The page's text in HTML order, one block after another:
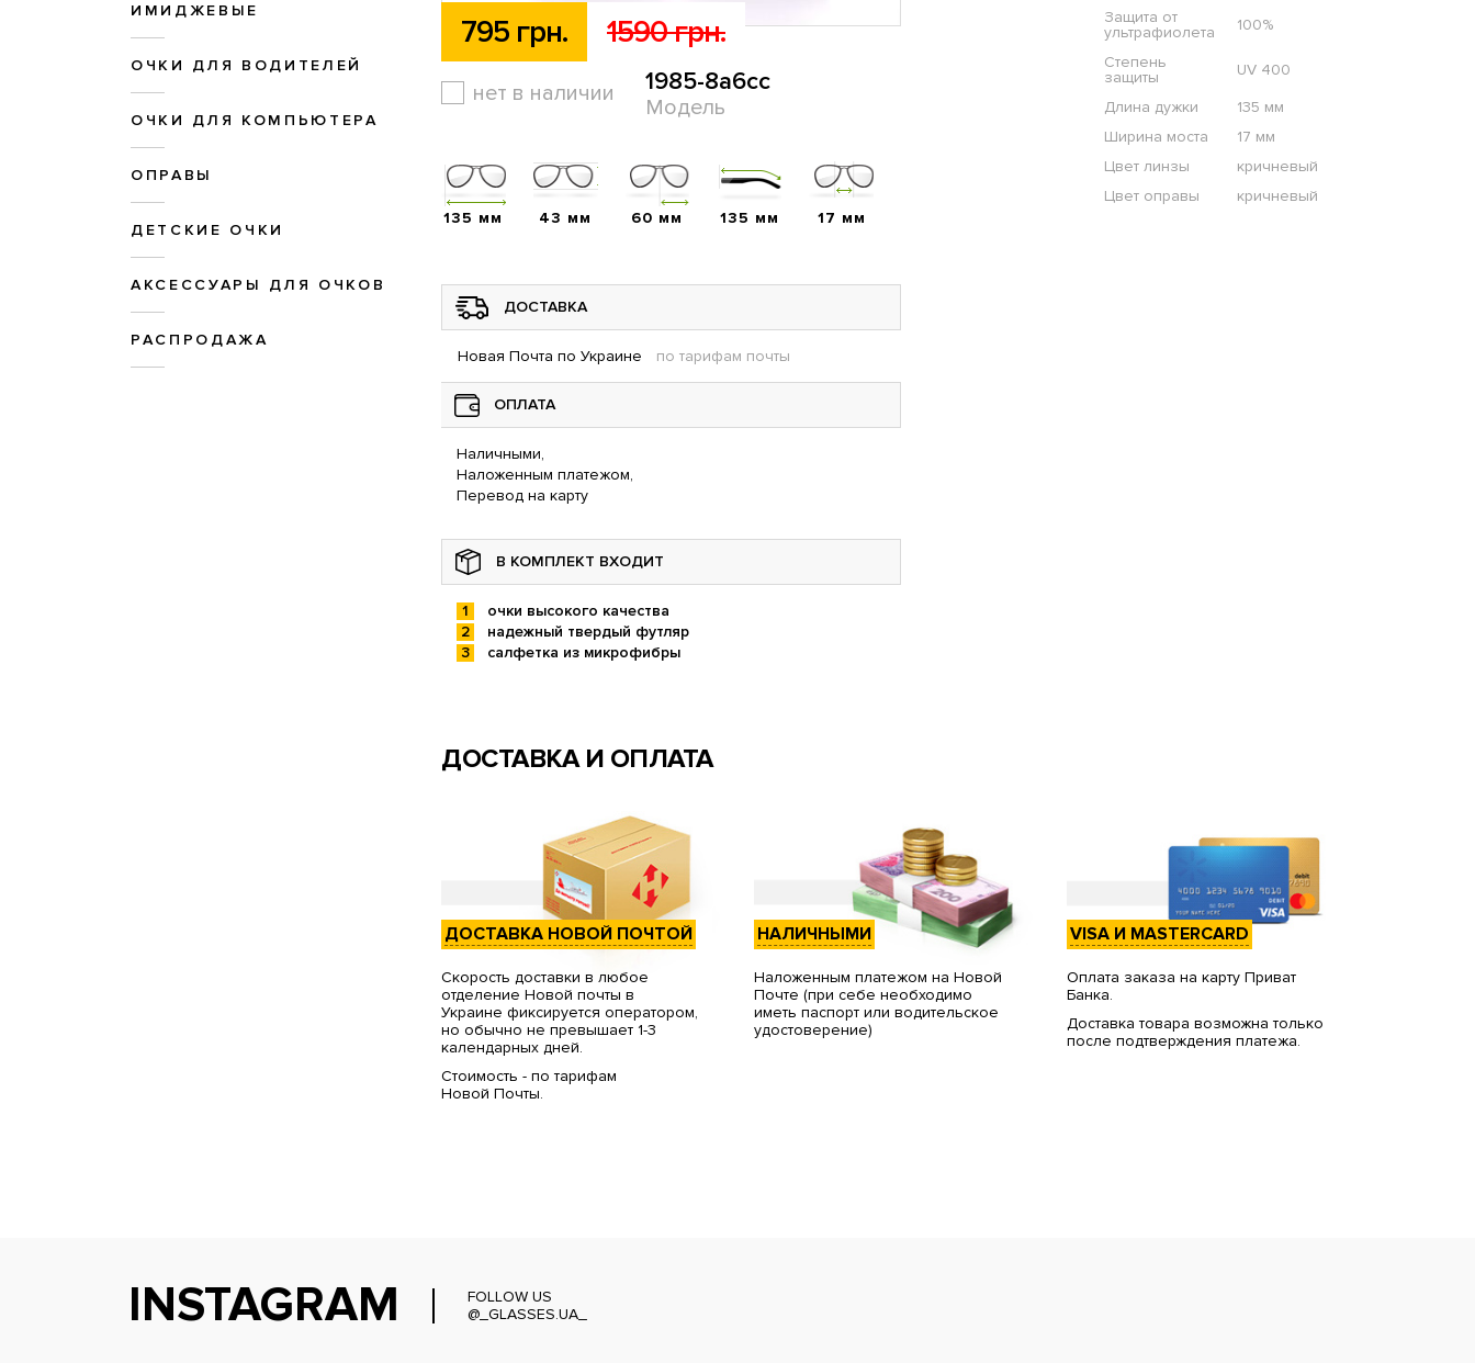
ИМИДЖЕВЫЕ
ОЧКИ ДЛЯ ВОДИТЕЛЕЙ
ОЧКИ ДЛЯ КОМПЬЮТЕРА
ОПРАВЫ
ДЕТСКИЕ ОЧКИ
АКСЕССУАРЫ ДЛЯ ОЧКОВ
РАСПРОДАЖА
795 грн. 1590 грн.
нет в наличии 1985-8a6cc
Модель
Защита от
ультрафиолета
100%
Степень
защиты
UV 400
Длина дужки
135 мм
Ширина моста
17 мм
Цвет линзы
кричневый
Цвет оправы
кричневый
135 мм
43 мм 60 мм 135 мм 17 мм
ДОСТАВКА
Новая Почта по Украине по тарифам почты
ОПЛАТА
Наличными,
Наложенным платежом,
Перевод на карту
В КОМПЛЕКТ ВХОДИТ
очки высокого качества
надежный твердый футляр
салфетка из микрофибры
ДОСТАВКА И ОПЛАТА
ДОСТАВКА НОВОЙ ПОЧТОЙ
Скорость доставки в любое
отделение Новой почты в
Украине фиксируется оператором,
но обычно не превышает 1-3
календарных дней.
Стоимость - по тарифам
Новой Почты.
НАЛИЧНЫМИ
Наложенным платежом на Новой
Почте (при себе необходимо
иметь паспорт или водительское
удостоверение)
VISA И MASTERCARD
Оплата заказа на карту Приват
Банка.
Доставка товара возможна только
после подтверждения платежа.
INSTAGRAM
FOLLOW US
@_GLASSES.UA_